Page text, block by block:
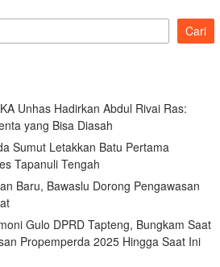
Cari
Unhas Hadirkan Abdul Rivai Ras:
yang Bisa Diasah
Sumut Letakkan Batu Pertama
Tapanuli Tengah
Baru, Bawaslu Dorong Pengawasan
Gulo DPRD Tapteng, Bungkam Saat
Propemperda 2025 Hingga Saat Ini